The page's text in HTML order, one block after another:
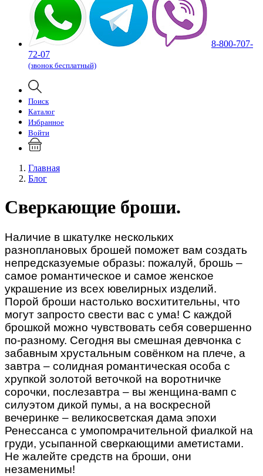
8-800-707-
72-07
(звонок бесплатный)
Поиск
Каталог
Избранное
Войти
Главная
Блог
Сверкающие броши.
Наличие в шкатулке нескольких
разноплановых брошей поможет вам создать
непредсказуемые образы: пожалуй, брошь –
самое романтическое и самое женское
украшение из всех ювелирных изделий.
Порой броши настолько восхитительны, что
могут запросто свести вас с ума! С каждой
брошкой можно чувствовать себя совершенно
по-разному. Сегодня вы смешная девчонка с
забавным хрустальным совёнком на плече, а
завтра – солидная романтическая особа с
хрупкой золотой веточкой на воротничке
сорочки, послезавтра – вы женщина-вамп с
силуэтом дикой пумы, а на воскресной
вечеринке – великосветская дама эпохи
Ренессанса с умопомрачительной фиалкой на
груди, усыпанной сверкающими аметистами.
Не жалейте средств на броши, они
незаменимы!